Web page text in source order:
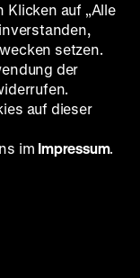
Zu
unserer
LinkedIn
Seite
Zu
Klicken auf „Alle
setzen.
der
auf dieser
im Impressum.